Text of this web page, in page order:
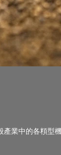
業中的各頪型機